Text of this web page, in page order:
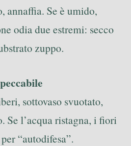
annaffia. Se è umido,
odia due estremi: secco
zuppo.
sottovaso svuotato,
Se l’acqua ristagna, i fiori
“autodifesa”.